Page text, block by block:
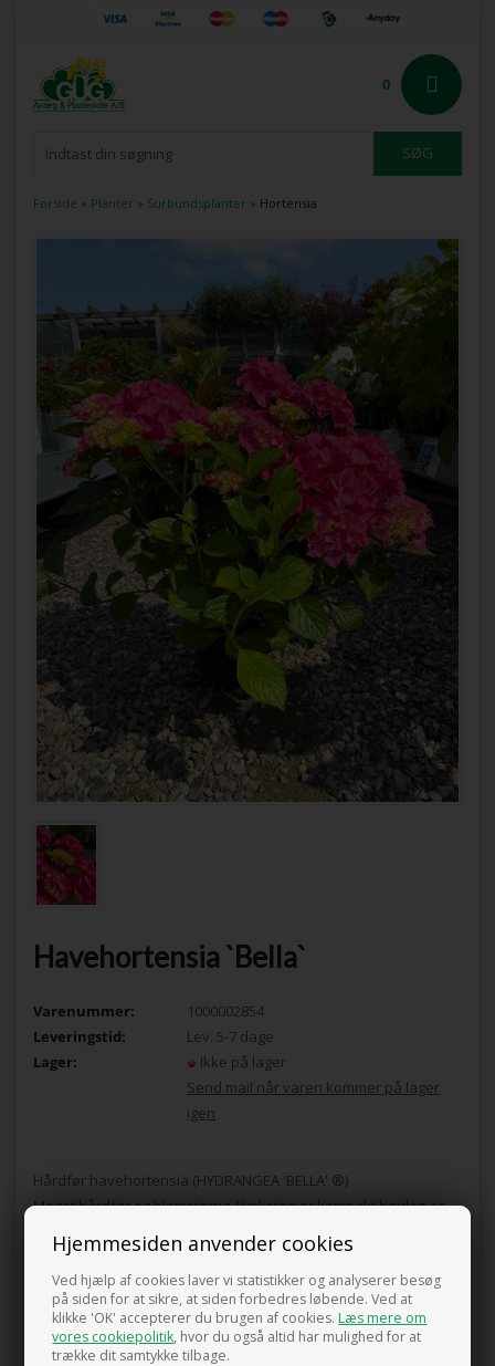
Hjemmesiden anvender cookies
Ved hjælp af cookies laver vi statistikker og analyserer besøg
på siden for at sikre, at siden forbedres løbende. Ved at
klikke 'OK' accepterer du brugen af cookies.Læs mere om
vores cookiepolitik, hvor du også altid har mulighed for at
trække dit samtykke tilbage.
0
Forside » Planter » Surbundsplanter » Hortensia
Havehortensia `Bella`
Varenummer:
1000002854
Leveringstid:
Lev. 5-7 dage
Lager:
Ikke på lager
Send mail når varen kommer på lager
igen
Hårdfør havehortensia (HYDRANGEA 'BELLA' ®)
Meget hårdfør og blomsterrig. Væksten er kompakt højden er
Røde blomster i juli og indtil oktober, velegnet til tørring. Trives i
en spagnumblandet jord i haven eller i krukke i sol/halvskygge.
Undgå klipning da det kan gå ud over blomstringen.
Sælges i 5 ltr. potte.